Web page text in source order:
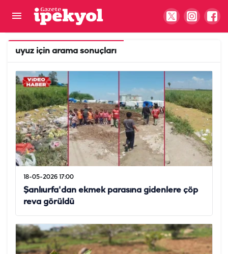
uyuz için arama sonuçları
18-05-2026 17:00
Şanlıurfa'dan ekmek parasına gidenlere çöp
reva görüldü